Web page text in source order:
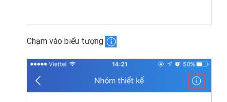
Chạm vào biểu tượng